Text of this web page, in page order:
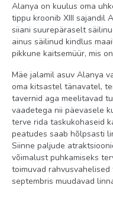
lapsevanker: tasuline
Toas
seif: toas, tasuline
voodipesu vahetus: 2
toateenindus:
konditsioneer:
telefon
põrand: plaat
tubade koristamine:
Alanya on kuulus oma
tippu kroonib XIII sajandil
siiani suurepäraselt
ainus säilinud kindlus
pikkune kaitsemüür, mis
Mäe jalamil asuv Alanya
oma kitsastel tänavatel,
tavernid aga meelitavad
vaadetega nii päevasele
terve rida taskukohaseid
peatudes saab hõlpsasti
Siinne paljude
võimalust puhkamiseks
toimuvad
septembris muudavad